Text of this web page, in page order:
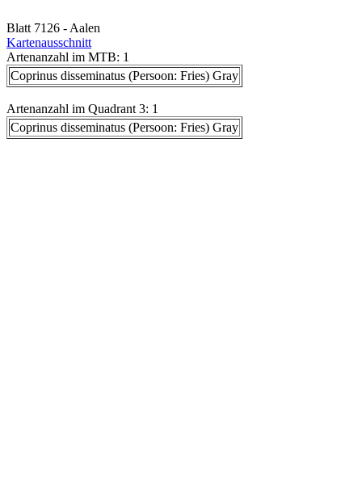
Blatt 7126 - Aalen
Kartenausschnitt
Artenanzahl im MTB: 1
Coprinus disseminatus (Persoon: Fries) Gray
Artenanzahl im Quadrant 3: 1
Coprinus disseminatus (Persoon: Fries) Gray